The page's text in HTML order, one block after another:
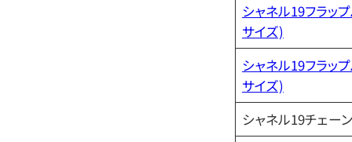
シャネル19フラッ
サイズ)
シャネル19フラッ
サイズ)
シャネル19チェー